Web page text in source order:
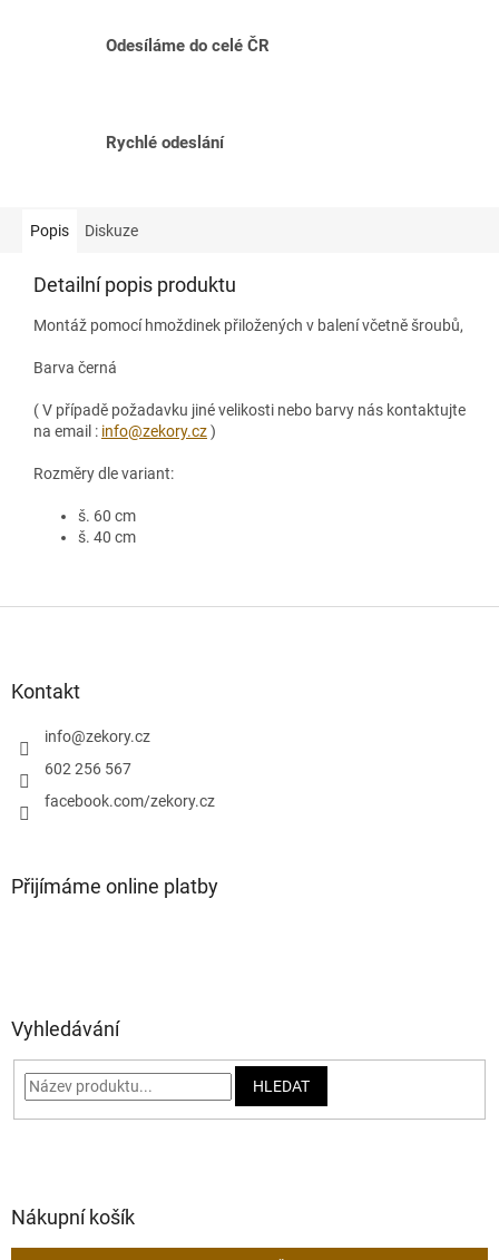
Odesíláme do celé ČR
Rychlé odeslání
Popis Diskuze
Detailní popis produktu
Montáž pomocí hmoždinek přiložených v balení včetně šroubů,
Barva černá
( V případě požadavku jiné velikosti nebo barvy nás kontaktujte
na email : info@zekory.cz)
Rozměry dle variant:
š. 60 cm
š. 40 cm
Kontakt
info@zekory.cz
602 256 567
facebook.com/zekory.cz
Přijímáme online platby
Vyhledávání
HLEDAT
Nákupní košík